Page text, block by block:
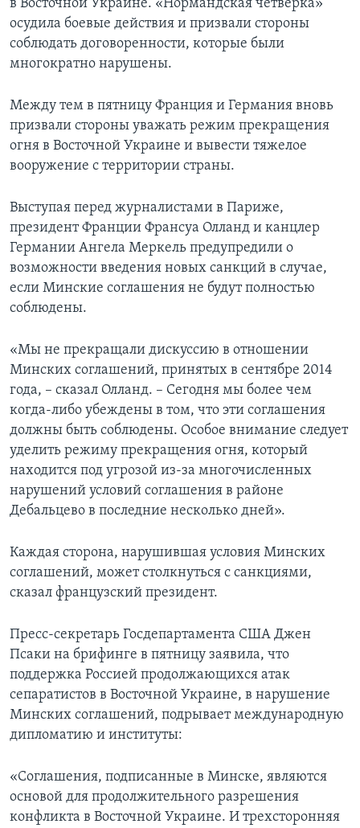
в Восточной Украине. «Нормандская четверка»
осудила боевые действия и призвали стороны
соблюдать договоренности, которые были
многократно нарушены.
Между тем в пятницу Франция и Германия вновь
призвали стороны уважать режим прекращения
огня в Восточной Украине и вывести тяжелое
вооружение с территории страны.
Выступая перед журналистами в Париже,
президент Франции Франсуа Олланд и канцлер
Германии Ангела Меркель предупредили о
возможности введения новых санкций в случае,
если Минские соглашения не будут полностью
соблюдены.
«Мы не прекращали дискуссию в отношении
Минских соглашений, принятых в сентябре 2014
года, – сказал Олланд. – Сегодня мы более чем
когда-либо убеждены в том, что эти соглашения
должны быть соблюдены. Особое внимание следует
уделить режиму прекращения огня, который
находится под угрозой из-за многочисленных
нарушений условий соглашения в районе
Дебальцево в последние несколько дней».
Каждая сторона, нарушившая условия Минских
соглашений, может столкнуться с санкциями,
сказал французский президент.
Пресс-секретарь Госдепартамента США Джен
Псаки на брифинге в пятницу заявила, что
поддержка Россией продолжающихся атак
сепаратистов в Восточной Украине, в нарушение
Минских соглашений, подрывает международную
дипломатию и институты:
«Соглашения, подписанные в Минске, являются
основой для продолжительного разрешения
конфликта в Восточной Украине. И трехсторонняя